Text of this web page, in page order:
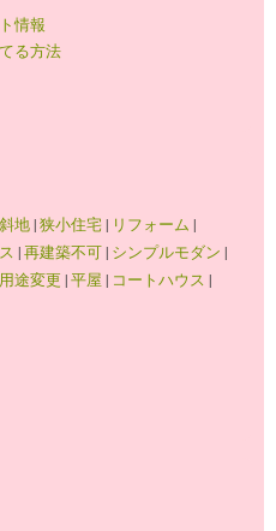
情報
る方法
地|狭小住宅| リフォーム |
|再建築不可| シンプルモダン |
用途変更 |平屋 | コートハウス |